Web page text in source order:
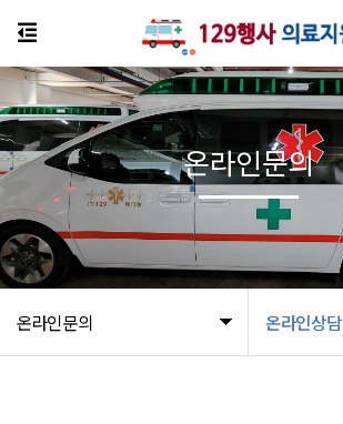
온라인문의 온라인상담
온라인문의